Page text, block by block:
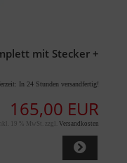
mit Stecker +
In 24 Stunden versandfertig!
165,00 EUR
19 % MwSt. zzgl. Versandkosten